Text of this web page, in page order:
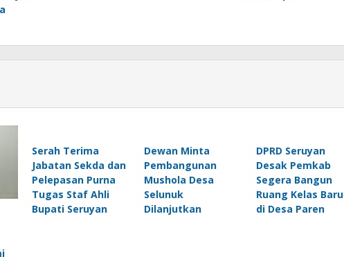
Serah Terima
Jabatan Sekda dan
Pelepasan Purna
Tugas Staf Ahli
Bupati Seruyan
Dewan Minta
Pembangunan
Mushola Desa
Selunuk
Dilanjutkan
DPRD Seruyan
Desak Pemkab
Segera Bangun
Ruang Kelas Baru
di Desa Paren